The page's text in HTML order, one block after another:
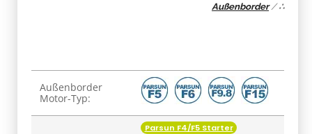
Außenborder/∴
Produkteigenschaft
Wert
Außenborder
Motor-Typ:
Parsun F4/F5 Starter